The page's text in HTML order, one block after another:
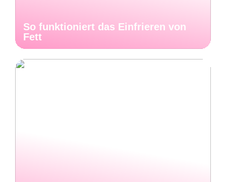
So funktioniert das Einfrieren von
Fett